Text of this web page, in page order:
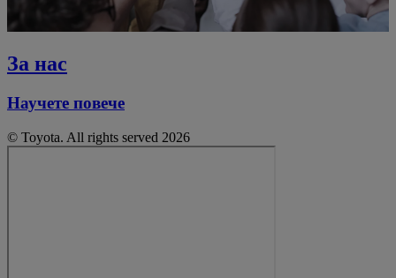
За нас
Научете повече
© Toyota. All rights served 2026